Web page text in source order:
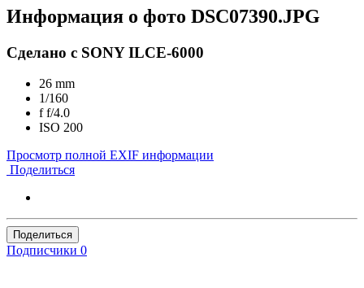
Информация о фото DSC07390.JPG
Сделано с SONY ILCE-6000
26 mm
1/160
ff/4.0
ISO 200
Просмотр полной EXIF информации
Поделиться
Поделиться
Подписчики 0